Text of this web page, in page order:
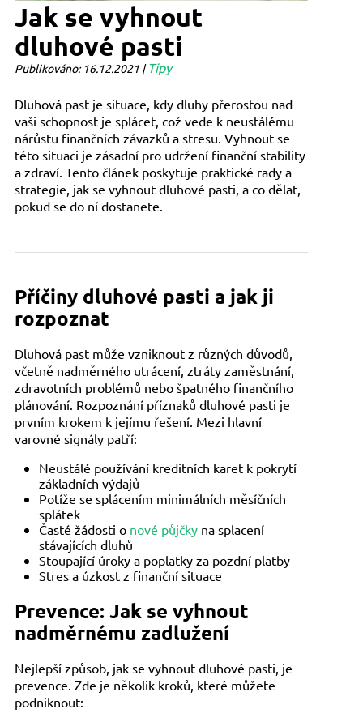
Jak se vyhnout
dluhové pasti
Publikováno: 16.12.2021 |Tipy
Dluhová past je situace, kdy dluhy přerostou nad
vaši schopnost je splácet, což vede k neustálému
nárůstu finančních závazků a stresu. Vyhnout se
této situaci je zásadní pro udržení finanční stability
a zdraví. Tento článek poskytuje praktické rady a
strategie, jak se vyhnout dluhové pasti, a co dělat,
pokud se do ní dostanete.
Příčiny dluhové pasti a jak ji
rozpoznat
Dluhová past může vzniknout z různých důvodů,
včetně nadměrného utrácení, ztráty zaměstnání,
zdravotních problémů nebo špatného finančního
plánování. Rozpoznání příznaků dluhové pasti je
prvním krokem k jejímu řešení. Mezi hlavní
varovné signály patří:
Neustálé používání kreditních karet k pokrytí
základních výdajů
Potíže se splácením minimálních měsíčních
splátek
Časté žádosti o nové půjčkyna splacení
stávajících dluhů
Stoupající úroky a poplatky za pozdní platby
Stres a úzkost z finanční situace
Prevence: Jak se vyhnout
nadměrnému zadlužení
Nejlepší způsob, jak se vyhnout dluhové pasti, je
prevence. Zde je několik kroků, které můžete
podniknout: